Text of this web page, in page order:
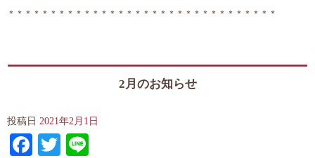
＊＊＊＊＊＊＊＊＊＊＊＊＊＊＊＊＊＊＊＊＊＊＊＊＊＊＊＊＊＊＊＊
2月のお知らせ
投稿日 2021年2月1日
Facebook
Twitter